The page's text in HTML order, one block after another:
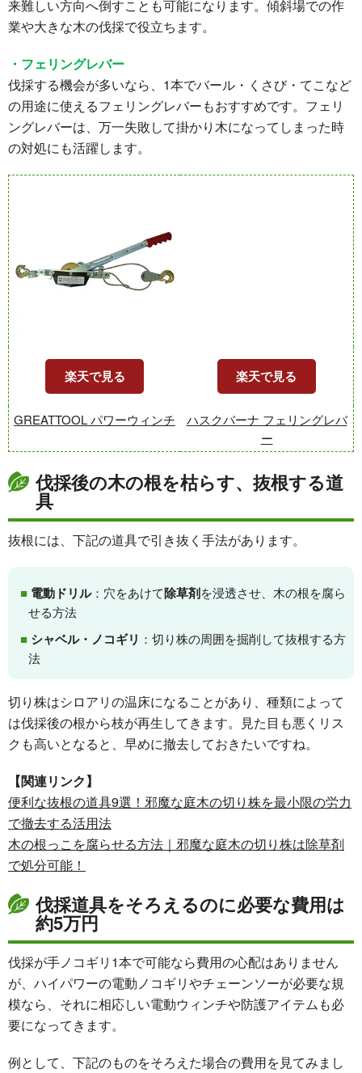
来難しい方向へ倒すことも可能になります。傾斜場での作
業や大きな木の伐採で役立ちます。
・フェリングレバー
伐採する機会が多いなら、1本でバール・くさび・てこなど
の用途に使えるフェリングレバーもおすすめです。フェリ
ングレバーは、万一失敗して掛かり木になってしまった時
の対処にも活躍します。
楽天で見る 楽天で見る
GREATTOOL パワーウィンチ
ハスクバーナ フェリングレバ
ー
伐採後の木の根を枯らす、抜根する道
具
抜根には、下記の道具で引き抜く手法があります。
電動ドリル：穴をあけて除草剤を浸透させ、木の根を腐ら
せる方法
シャベル・ノコギリ ：切り株の周囲を掘削して抜根する方
法
切り株はシロアリの温床になることがあり、種類によって
は伐採後の根から枝が再生してきます。見た目も悪くリス
クも高いとなると、早めに撤去しておきたいですね。
【関連リンク】
便利な抜根の道具9選！邪魔な庭木の切り株を最小限の労力
で撤去する活用法
木の根っこを腐らせる方法｜邪魔な庭木の切り株は除草剤
で処分可能！
伐採道具をそろえるのに必要な費用は
約5万円
伐採が手ノコギリ1本で可能なら費用の心配はありません
が、ハイパワーの電動ノコギリやチェーンソーが必要な規
模なら、それに相応しい電動ウィンチや防護アイテムも必
要になってきます。
例として、下記のものをそろえた場合の費用を見てみまし